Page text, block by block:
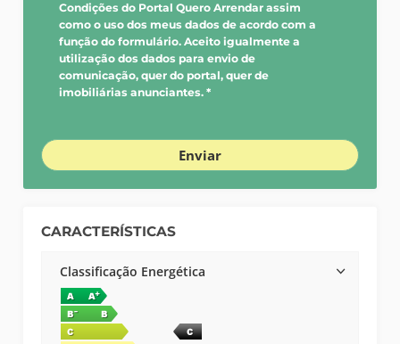
Condições do Portal Quero Arrendar assim
como o uso dos meus dados de acordo com a
função do formulário. Aceito igualmente a
utilização dos dados para envio de
comunicação, quer do portal, quer de
imobiliárias anunciantes. *
Enviar
CARACTERÍSTICAS
Classificação Energética